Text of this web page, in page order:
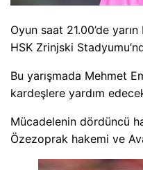
Oyun saat 21.00’de
HSK Zrinjski
Bu yarışmada Mehmet
kardeşlere yardım
Mücadelenin dördüncü
Özezoprak hakemi ve